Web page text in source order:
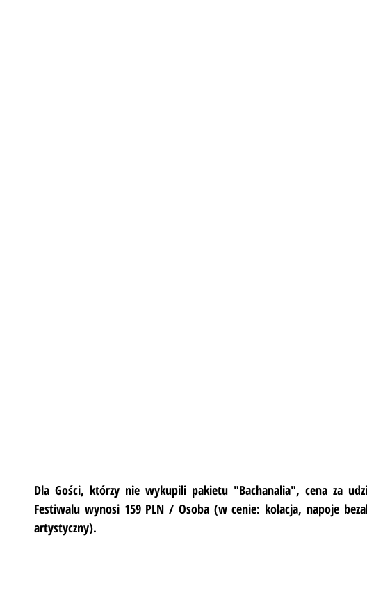
Dla Gości, którzy nie wykupili pakietu "Bachanalia", cena za
Festiwalu wynosi 159 PLN / Osoba (w cenie: kolacja, napoje
artystyczny).